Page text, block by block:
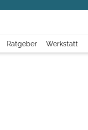
Ratgeber Werkstatt